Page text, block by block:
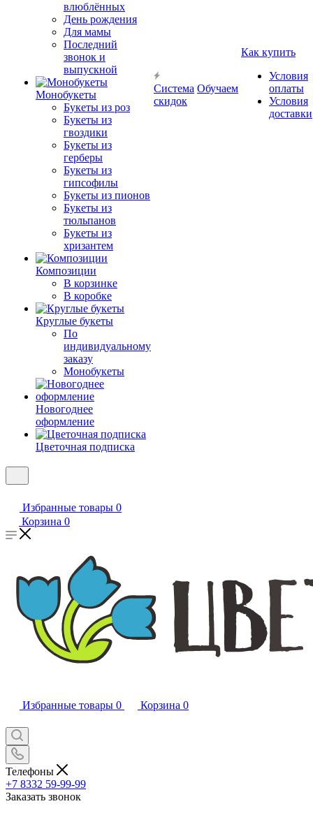
влюблённых
День рождения
Для мамы
Последний
звонок и
выпускной
Монобукеты
Букеты из роз
Букеты из
гвоздики
Букеты из
герберы
Букеты из
гипсофилы
Букеты из пионов
Букеты из
тюльпанов
Букеты из
хризантем
Композиции
В корзинке
В коробке
Круглые букеты
По
индивидуальному
заказу
Монобукеты
Новогоднее
оформление
Цветочная подписка
Система
скидок
Обучаем
Как купить
Условия
оплаты
Условия
доставки
Избранные товары 0
Корзина 0
Избранные товары 0 Корзина 0
Телефоны
+7 8332 59-99-99
Заказать звонок